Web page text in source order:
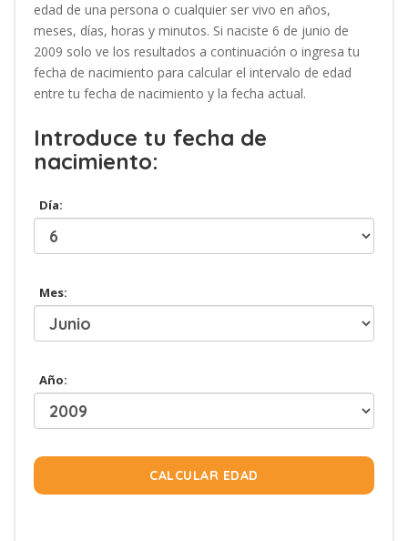
edad de una persona o cualquier ser vivo en años,
meses, días, horas y minutos. Si naciste 6 de junio de
2009 solo ve los resultados a continuación o ingresa tu
fecha de nacimiento para calcular el intervalo de edad
entre tu fecha de nacimiento y la fecha actual.
Introduce tu fecha de
nacimiento:
Día:
Mes:
Año:
CALCULAR EDAD